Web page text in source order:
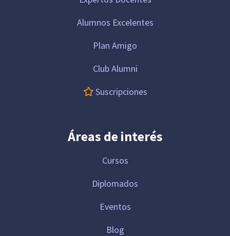
Alumnos Excelentes
Plan Amigo
Club Alumni
Suscripciones
Áreas de interés
Cursos
Diplomados
Eventos
Blog